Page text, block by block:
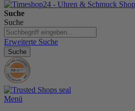
Suche
Suche
Erweiterte Suche
Suche
Menü